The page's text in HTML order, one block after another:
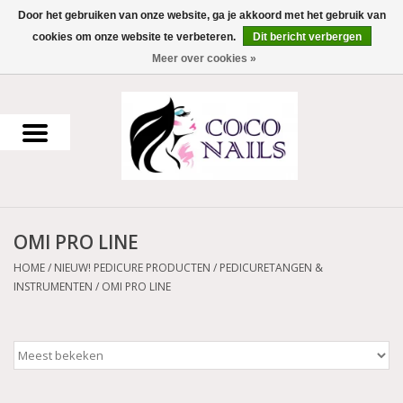
0 Artikelen - €0,00
Uv Gel
Acrylpoeder
Voorbereiding en finish
Werkmateriaal
OMI PRO LINE
HOME/ NIEUW! PEDICURE PRODUCTEN / PEDICURETANGEN &
INSTRUMENTEN / OMI PRO LINE
Door het gebruiken van onze website, ga je akkoord met het gebruik van
cookies om onze website te verbeteren.
Dit bericht verbergen
Meer over cookies »